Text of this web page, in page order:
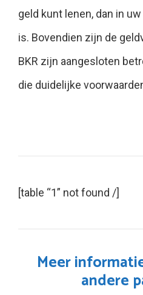
geld kunt lenen, dan in
is. Bovendien zijn de
BKR zijn aangesloten
die duidelijke
[table “1” not found /]
Meer
andere